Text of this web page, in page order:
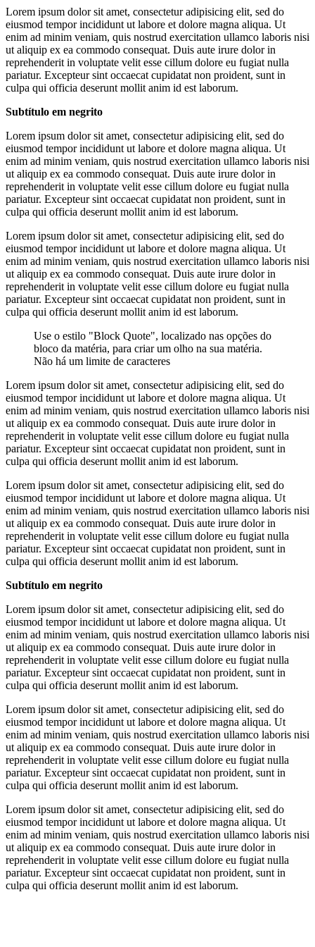
Lorem ipsum dolor sit amet, consectetur adipisicing elit, sed do
eiusmod tempor incididunt ut labore et dolore magna aliqua. Ut
enim ad minim veniam, quis nostrud exercitation ullamco laboris nisi
ut aliquip ex ea commodo consequat. Duis aute irure dolor in
reprehenderit in voluptate velit esse cillum dolore eu fugiat nulla
pariatur. Excepteur sint occaecat cupidatat non proident, sunt in
culpa qui officia deserunt mollit anim id est laborum.
Subtítulo em negrito
Lorem ipsum dolor sit amet, consectetur adipisicing elit, sed do
eiusmod tempor incididunt ut labore et dolore magna aliqua. Ut
enim ad minim veniam, quis nostrud exercitation ullamco laboris nisi
ut aliquip ex ea commodo consequat. Duis aute irure dolor in
reprehenderit in voluptate velit esse cillum dolore eu fugiat nulla
pariatur. Excepteur sint occaecat cupidatat non proident, sunt in
culpa qui officia deserunt mollit anim id est laborum.
Lorem ipsum dolor sit amet, consectetur adipisicing elit, sed do
eiusmod tempor incididunt ut labore et dolore magna aliqua. Ut
enim ad minim veniam, quis nostrud exercitation ullamco laboris nisi
ut aliquip ex ea commodo consequat. Duis aute irure dolor in
reprehenderit in voluptate velit esse cillum dolore eu fugiat nulla
pariatur. Excepteur sint occaecat cupidatat non proident, sunt in
culpa qui officia deserunt mollit anim id est laborum.
Use o estilo "Block Quote", localizado nas opções do
bloco da matéria, para criar um olho na sua matéria.
Não há um limite de caracteres
Lorem ipsum dolor sit amet, consectetur adipisicing elit, sed do
eiusmod tempor incididunt ut labore et dolore magna aliqua. Ut
enim ad minim veniam, quis nostrud exercitation ullamco laboris nisi
ut aliquip ex ea commodo consequat. Duis aute irure dolor in
reprehenderit in voluptate velit esse cillum dolore eu fugiat nulla
pariatur. Excepteur sint occaecat cupidatat non proident, sunt in
culpa qui officia deserunt mollit anim id est laborum.
Lorem ipsum dolor sit amet, consectetur adipisicing elit, sed do
eiusmod tempor incididunt ut labore et dolore magna aliqua. Ut
enim ad minim veniam, quis nostrud exercitation ullamco laboris nisi
ut aliquip ex ea commodo consequat. Duis aute irure dolor in
reprehenderit in voluptate velit esse cillum dolore eu fugiat nulla
pariatur. Excepteur sint occaecat cupidatat non proident, sunt in
culpa qui officia deserunt mollit anim id est laborum.
Subtítulo em negrito
Lorem ipsum dolor sit amet, consectetur adipisicing elit, sed do
eiusmod tempor incididunt ut labore et dolore magna aliqua. Ut
enim ad minim veniam, quis nostrud exercitation ullamco laboris nisi
ut aliquip ex ea commodo consequat. Duis aute irure dolor in
reprehenderit in voluptate velit esse cillum dolore eu fugiat nulla
pariatur. Excepteur sint occaecat cupidatat non proident, sunt in
culpa qui officia deserunt mollit anim id est laborum.
Lorem ipsum dolor sit amet, consectetur adipisicing elit, sed do
eiusmod tempor incididunt ut labore et dolore magna aliqua. Ut
enim ad minim veniam, quis nostrud exercitation ullamco laboris nisi
ut aliquip ex ea commodo consequat. Duis aute irure dolor in
reprehenderit in voluptate velit esse cillum dolore eu fugiat nulla
pariatur. Excepteur sint occaecat cupidatat non proident, sunt in
culpa qui officia deserunt mollit anim id est laborum.
Lorem ipsum dolor sit amet, consectetur adipisicing elit, sed do
eiusmod tempor incididunt ut labore et dolore magna aliqua. Ut
enim ad minim veniam, quis nostrud exercitation ullamco laboris nisi
ut aliquip ex ea commodo consequat. Duis aute irure dolor in
reprehenderit in voluptate velit esse cillum dolore eu fugiat nulla
pariatur. Excepteur sint occaecat cupidatat non proident, sunt in
culpa qui officia deserunt mollit anim id est laborum.